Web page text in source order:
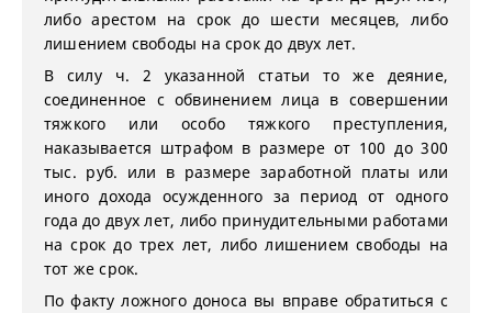
либо арестом на срок до шести месяцев, либо
лишением свободы на срок до двух лет.
В силу ч. 2 указанной статьи то же деяние,
соединенное с обвинением лица в совершении
тяжкого или особо тяжкого преступления,
наказывается штрафом в размере от 100 до 300
тыс. руб. или в размере заработной платы или
иного дохода осужденного за период от одного
года до двух лет, либо принудительными работами
на срок до трех лет, либо лишением свободы на
тот же срок.
По факту ложного доноса вы вправе обратиться с